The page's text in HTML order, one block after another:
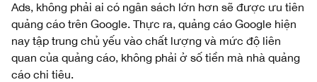
Ads, không phải ai có ngân sách lớn hơn sẽ được ưu tiên
quảng cáo trên Google. Thực ra, quảng cáo Google hiện
nay tập trung chủ yếu vào chất lượng và mức độ liên
quan của quảng cáo, không phải ở số tiền mà nhà quảng
cáo chi tiêu.